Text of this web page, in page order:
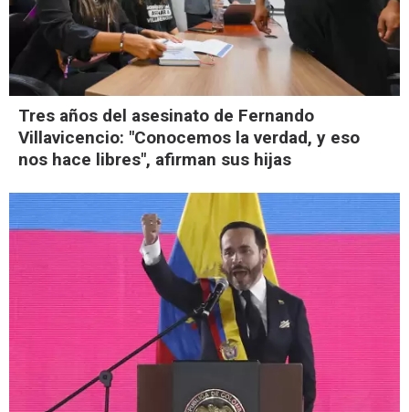
Tres años del asesinato de Fernando
Villavicencio: "Conocemos la verdad, y eso
nos hace libres", afirman sus hijas